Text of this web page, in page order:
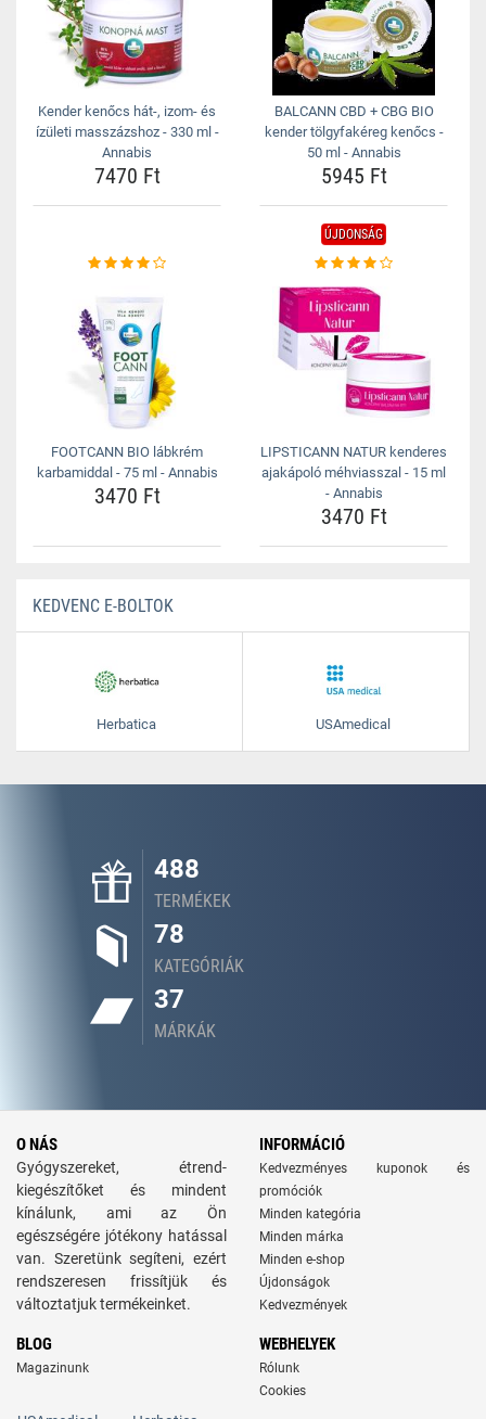
Kender kenőcs hát-, izom- és
ízületi masszázshoz - 330 ml -
Annabis
7470 Ft
BALCANN CBD + CBG BIO
kender tölgyfakéreg kenőcs -
50 ml - Annabis
5945 Ft
FOOTCANN BIO lábkrém
karbamiddal - 75 ml - Annabis
3470 Ft
ÚJDONSÁG
LIPSTICANN NATUR kenderes
ajakápoló méhviasszal - 15 ml
- Annabis
3470 Ft
KEDVENC E-BOLTOK
Herbatica USAmedical
488
TERMÉKEK
78
KATEGÓRIÁK
37
MÁRKÁK
O NÁS
Gyógyszereket, étrend-
kiegészítőket és mindent
kínálunk, ami az Ön
egészségére jótékony hatással
van. Szeretünk segíteni, ezért
rendszeresen frissítjük és
változtatjuk termékeinket.
INFORMÁCIÓ
Kedvezményes kuponok és
promóciók
Minden kategória
Minden márka
Minden e-shop
Újdonságok
Kedvezmények
BLOG
Magazinunk
WEBHELYEK
Rólunk
Cookies